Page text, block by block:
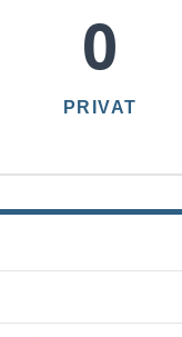
0
PRIVAT